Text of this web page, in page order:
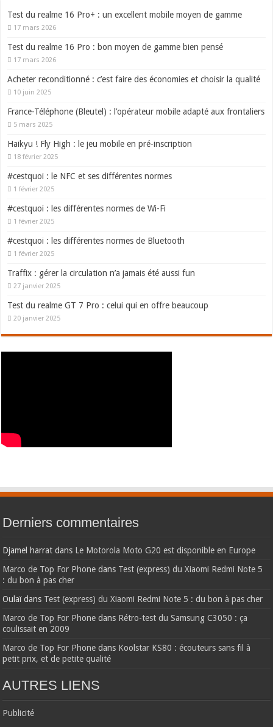
Test du realme 16 Pro+ : un excellent mobile moyen de gamme
17 mars 2026
Test du realme 16 Pro : bon moyen de gamme bien pensé
17 mars 2026
Acheter reconditionné : c’est faire des économies et choisir la qualité
10 juin 2025
France-Téléphone (Bleutel) : l’opérateur mobile adapté aux frontaliers
5 mars 2025
Haikyu ! Fly High : le jeu mobile en pré-inscription
18 février 2025
#cestquoi : le NFC et ses différentes normes
1 février 2025
#cestquoi : les différentes normes de Wi-Fi
1 février 2025
#cestquoi : les différentes normes de Bluetooth
1 février 2025
Traffix : gérer la circulation n’a jamais été aussi fun
27 janvier 2025
Test du realme GT 7 Pro : celui qui en offre beaucoup
20 janvier 2025
Derniers commentaires
Djamel harrat dans Le Motorola Moto G20 est disponible en Europe
Marco de Top For Phone dans Test (express) du Xiaomi Redmi Note 5
: du bon à pas cher
Oulaïdans Test (express) du Xiaomi Redmi Note 5 : du bon à pas cher
Marco de Top For Phone dans Rétro-test du Samsung C3050 : ça
coulissait en 2009
Marco de Top For Phone dans Koolstar KS80 : écouteurs sans fil à
petit prix, et de petite qualité
AUTRES LIENS
Publicité